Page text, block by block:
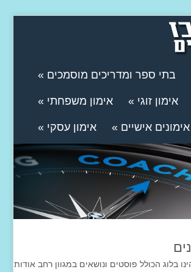
בתי ספר ומדריכים מוסמכים »
אימון משפחתי » אימון זוגי »
אימון עסקי » אימונים אישיים »
בלוג הכולל פוסטים ונושאים במגוון רחב אודות